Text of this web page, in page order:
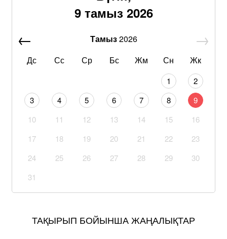
9 тамыз 2026
Тамыз2026
Дс
Сс Ср Бс Жм Сн Жк
1
2
3
4 5 6 7 8
9
10
11 12 13 14 15
16
17
18 19 20 21 22
23
24
25 26 27 28 29
30
31
ТАҚЫРЫП БОЙЫНША ЖАҢАЛЫҚТАР